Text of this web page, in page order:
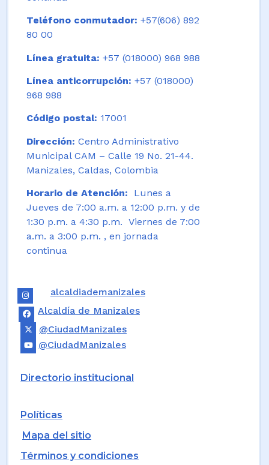
Teléfono conmutador: +57(606) 892
80 00
Línea gratuita: +57 (018000) 968 988
Línea anticorrupción: +57 (018000)
968 988
Código postal: 17001
Dirección: Centro Administrativo
Municipal CAM – Calle 19 No. 21-44.
Manizales, Caldas, Colombia
Horario de Atención: Lunes a
Jueves de 7:00 a.m. a 12:00 p.m. y de
1:30 p.m. a 4:30 p.m. Viernes de 7:00
a.m. a 3:00 p.m. , en jornada
continua
alcaldiademanizales
Alcaldía de Manizales
@CiudadManizales
@CiudadManizales
Directorio institucional
Políticas
Mapa del sitio
Términos y condiciones